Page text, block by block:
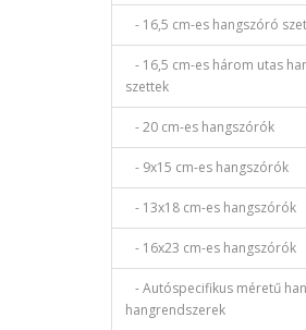
- 16,5 cm-es hangszóró
- 16,5 cm-es három utas
szettek
- 20 cm-es hangszórók
- 9x15 cm-es hangszórók
- 13x18 cm-es hangszórók
- 16x23 cm-es hangszórók
- Autóspecifikus méretű
hangrendszerek